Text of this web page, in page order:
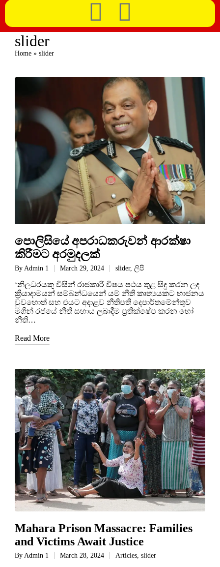
slider
Home » slider
පොලිසියේ අපරාධකරුවන් ආරක්ෂා
කිරීමට අරමුදලක්
By Admin 1 March 29, 2024 slider, ලිපි
‘නිලධරයකු විසින් රාජකාරි විෂය පථය තුළ සිදු කරන ලද
ක්‍රියාදාමයන් සම්බන්ධයෙන් යම් නීති කෘත්‍යයකට භාජනය
වුවහොත් සහ එයට අදාළව නීතිපති දෙපාර්තමේන්තුව
මගින් රජයේ නීති සහාය ලබාදීම ප්‍රතික්ෂේප කරන හෝ
නීති…
Read More
Mahara Prison Massacre: Families
and Victims Await Justice
By Admin 1 March 28, 2024 Articles, slider